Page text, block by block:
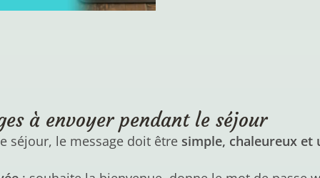
à envoyer pendant le séjour
séjour, le message doit être simple, chaleureux et